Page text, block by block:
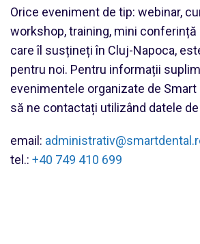
Orice eveniment de tip: webinar,
workshop, training, mini conferință
care îl susțineți în Cluj-Napoca,
pentru noi. Pentru informații
evenimentele organizate de Smart
să ne contactați utilizând datele
email:
tel.: +40 749 410 699